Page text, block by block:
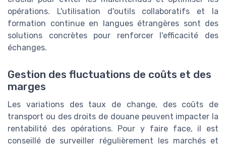
opérations. L'utilisation d'outils collaboratifs et la
formation continue en langues étrangères sont des
solutions concrètes pour renforcer l'efficacité des
échanges.
Gestion des fluctuations de coûts et des
marges
Les variations des taux de change, des coûts de
transport ou des droits de douane peuvent impacter la
rentabilité des opérations. Pour y faire face, il est
conseillé de surveiller régulièrement les marchés et